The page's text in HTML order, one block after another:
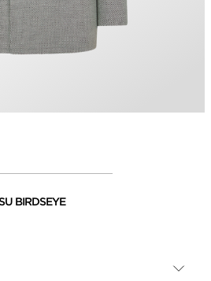
BIRDSEYE